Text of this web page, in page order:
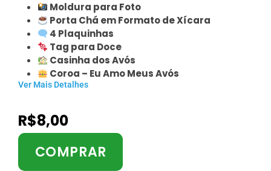
Moldura para Foto
Porta Chá em Formato de Xícara
4 Plaquinhas
Tag para Doce
Casinha dos Avós
Coroa – Eu Amo Meus Avós
Ver Mais Detalhes
R$8,00
COMPRAR